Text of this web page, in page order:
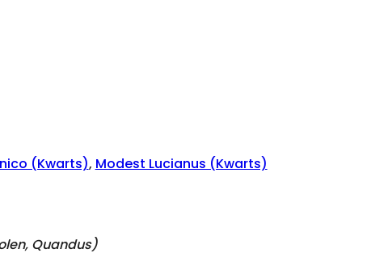
(Kwarts), Modest Lucianus (Kwarts)
Quandus)